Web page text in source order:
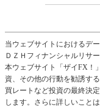
当ウェブサイトにおけるデ
ＤＺＨフィナンシャルリサ
本ウェブサイト「ザイFX！
資、その他の行動を勧誘す
買レートなど投資の最終決
します。さらに詳しいことは